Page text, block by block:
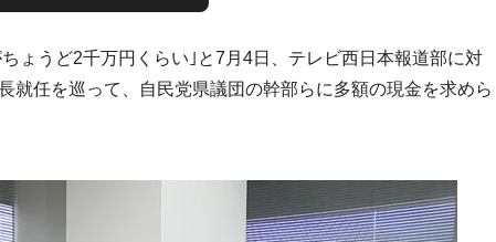
ょうど2千万円くらい｣と7月4日、テレビ西日本報道部に対
就任を巡って、自民党県議団の幹部らに多額の現金を求めら